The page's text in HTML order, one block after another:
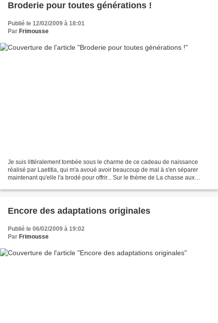
Broderie pour toutes générations !
Publié le 12/02/2009 à 18:01
Par Frimousse
Je suis littéralement tombée sous le charme de ce cadeau de naissance
réalisé par Laetitia, qui m'a avoué avoir beaucoup de mal à s'en séparer
maintenant qu'elle l'a brodé pour offrir... Sur le thème de La chasse aux
6993354.html...
Encore des adaptations originales
Publié le 06/02/2009 à 19:02
Par Frimousse